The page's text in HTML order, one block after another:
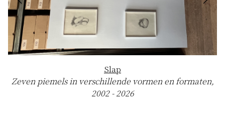
Slap
Zeven piemels in verschillende vormen en formaten,
2002 - 2026